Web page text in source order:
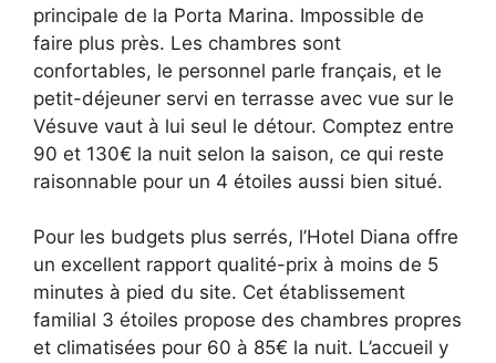
principale de la Porta Marina. Impossible de
faire plus près. Les chambres sont
confortables, le personnel parle français, et le
petit-déjeuner servi en terrasse avec vue sur le
Vésuve vaut à lui seul le détour. Comptez entre
90 et 130€ la nuit selon la saison, ce qui reste
raisonnable pour un 4 étoiles aussi bien situé.
Pour les budgets plus serrés, l’Hotel Diana offre
un excellent rapport qualité-prix à moins de 5
minutes à pied du site. Cet établissement
familial 3 étoiles propose des chambres propres
et climatisées pour 60 à 85€ la nuit. L’accueil y